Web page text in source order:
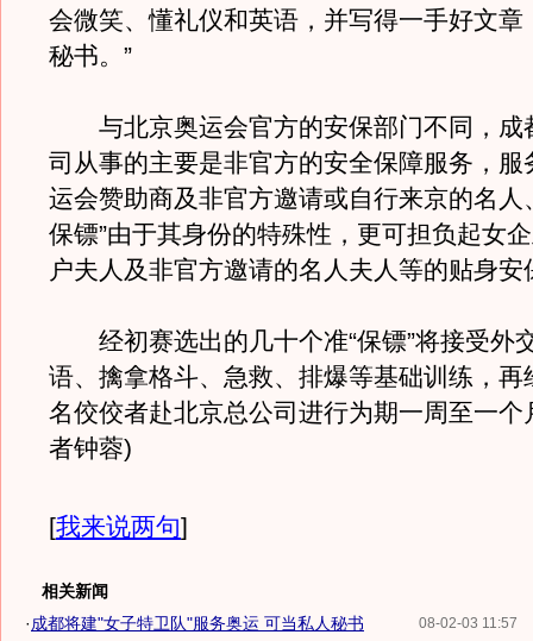
会微笑、懂礼仪和英语，并写得一手好文章
秘书。”
与北京奥运会官方的安保部门不同，成
司从事的主要是非官方的安全保障服务，服
运会赞助商及非官方邀请或自行来京的名人
保镖”由于其身份的特殊性，更可担负起女
户夫人及非官方邀请的名人夫人等的贴身安
经初赛选出的几十个准“保镖”将接受外
语、擒拿格斗、急救、排爆等基础训练，再
名佼佼者赴北京总公司进行为期一周至一个
者钟蓉)
[我来说两句]
相关新闻
08-02-03 11:57
·成都将建"女子特卫队"服务奥运 可当私人秘书